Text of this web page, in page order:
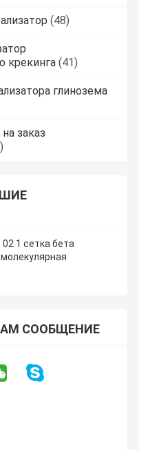
(48)
крекинга (41)
глинозема
заказ
02 1 сетка бета
СООБЩЕНИЕ